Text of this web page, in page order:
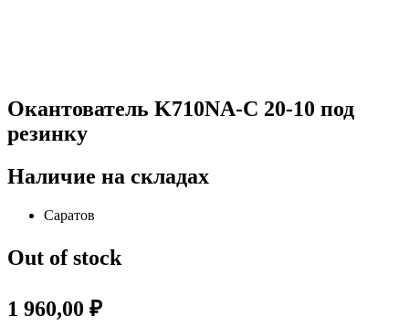
Окантователь K710NA-С 20-10 под
резинку
Наличие на складах
Саратов
Out of stock
1 960,00 ₽